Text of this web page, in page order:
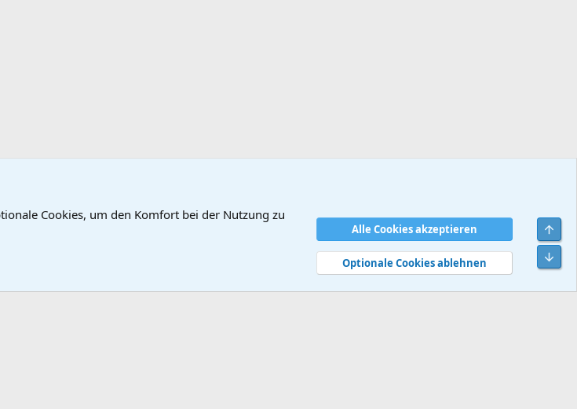
DB-Lenker Magura
Datenschutz Hilfe und Impressum Start
R
S
Cookies, um den Komfort bei der Nutzung zu
Alle Cookies akzeptieren
Optionale Cookies ablehnen